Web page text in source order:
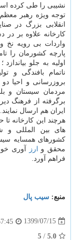
نشیبی را طی کرده
توجه ویژه رهبر
انقلابی بزرگ در
کارخانه علاوه بر
واردات بی رویه نخ
پارچه کشورمان را
اولیه به جلو
ناتمام بافندگی و
بروزرسانی و احیا
مردمان سیستان و
برگرفته از فرهنگ
ایران هم ارسال نمایند.
هرچند این کارخانه تا
های بین المللی و
کشورهای همسایه
محقق و
ارز
آوری
فراهم آورد.
منبع: سیب پال
1399/07/15
5.0
/
5